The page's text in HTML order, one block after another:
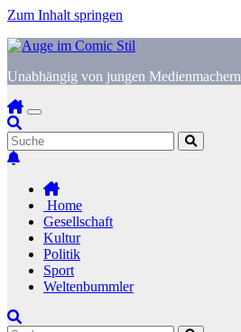
Zum Inhalt springen
Unabhängig von jungen Medienmachern
Home
Gesellschaft
Kultur
Politik
Sport
Weltenbummler